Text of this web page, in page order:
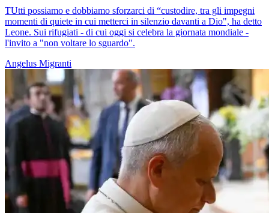
TUtti possiamo e dobbiamo sforzarci di “custodire, tra gli impegni
momenti di quiete in cui metterci in silenzio davanti a Dio", ha detto
Leone. Sui rifugiati - di cui oggi si celebra la giornata mondiale -
l'invito a "non voltare lo sguardo".
Angelus Migranti